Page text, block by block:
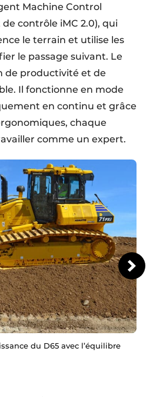
Machine Control
contrôle iMC 2.0), qui
le terrain et utilise les
le passage suivant. Le
de productivité et de
Il fonctionne en mode
en continu et grâce
chaque
comme un expert.
du D65 avec l’équilibre